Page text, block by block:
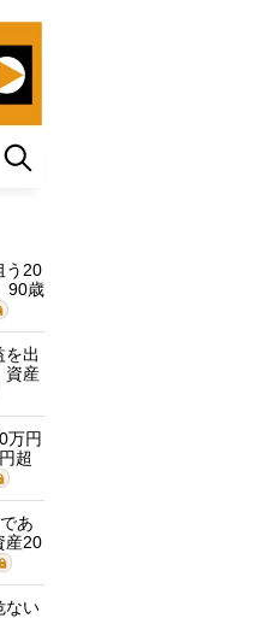
う20
90歳
を出
資産
万円
超
あ
産20
ない